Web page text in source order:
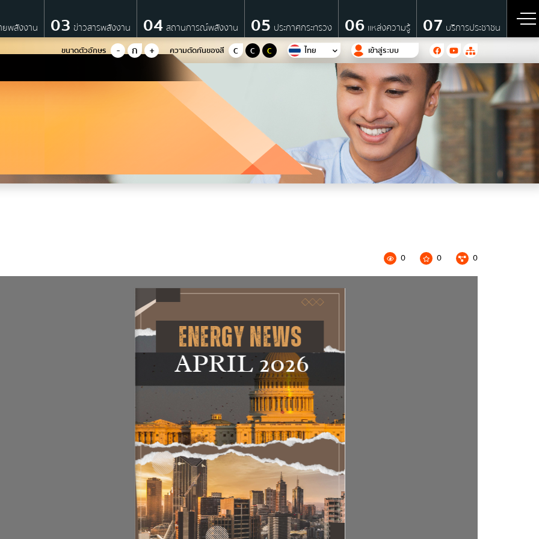
ยพลังงาน 03 ข่าวสารพลังงาน 04 สถานการณ์พลังงาน 05 ประกาศกระทรวง 06 แหล่งความรู้ 07 บริการประชาชน
ขนาดตัวอักษร - ก + ความตัดกันของสี C C C ไทย เข้าสู่ระบบ
นโยบายพลังงาน
นโยบายด้านพลังงานของรัฐบาล
มติ ครม. ด้านพลังงาน
ยุทธศาสตร์กระทรวงพลังงาน
มาตรการส่งเสริมที่สำคัญ
ข่าวสารพลังงาน
ข่าวสารรัฐมนตรี
0 0 0
ชื่อ*
เบอร์โทรศัพท์
ข้อความ*